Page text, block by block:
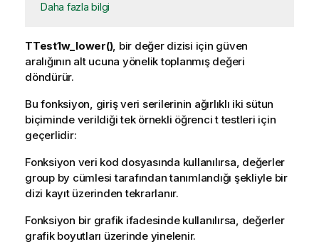
Daha fazla bilgi
TTest1w_lower(), bir değer dizisi için güven
aralığının alt ucuna yönelik toplanmış değeri
döndürür.
Bu fonksiyon, giriş veri serilerinin ağırlıklı iki sütun
biçiminde verildiği tek örnekli öğrenci t testleri için
geçerlidir:
Fonksiyon veri kod dosyasında kullanılırsa, değerler
group by cümlesi tarafından tanımlandığı şekliyle bir
dizi kayıt üzerinden tekrarlanır.
Fonksiyon bir grafik ifadesinde kullanılırsa, değerler
grafik boyutları üzerinde yinelenir.